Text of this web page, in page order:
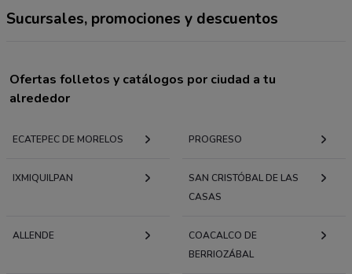
Sucursales, promociones y descuentos
Ofertas folletos y catálogos por ciudad a tu
alrededor
ECATEPEC DE MORELOS PROGRESO
IXMIQUILPAN
SAN CRISTÓBAL DE LAS
CASAS
ALLENDE
COACALCO DE
BERRIOZÁBAL